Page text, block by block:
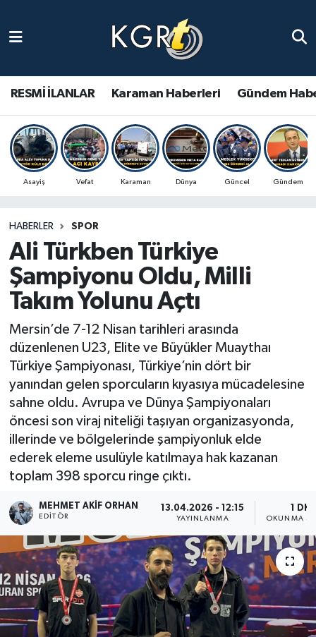
RESMİ İLANLAR Karaman Haberleri Gündem
Asayiş Vefat Karaman Dünya Güncel Gündem
HABERLER SPOR
Ali Türkben Türkiye
Şampiyonu Oldu, Milli
Takım Yolunu Açtı
Mersin’de 7-12 Nisan tarihleri arasında
düzenlenen U23, Elite ve Büyükler Muaythaı
Türkiye Şampiyonası, Türkiye’nin dört bir
yanından gelen sporcuların kıyasıya mücadelesine
sahne oldu. Avrupa ve Dünya Şampiyonaları
öncesi son viraj niteliği taşıyan organizasyonda,
illerinde ve bölgelerinde şampiyonluk elde
ederek eleme usulüyle katılmaya hak kazanan
toplam 398 sporcu ringe çıktı.
MEHMET AKIF ORHAN
EDITÖR
13.04.2026 - 12:15
YAYINLANMA
1 DK
OKUNMA
Gündem Haberleri
Güncel Haberler
Spor Haberleri
Ulusal Haberler
Vefat Edenler